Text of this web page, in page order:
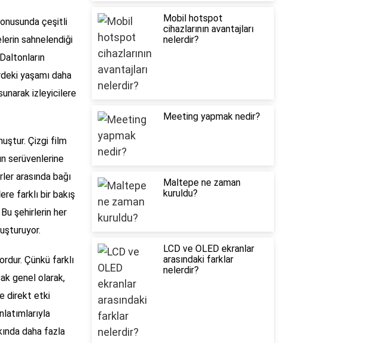
çeşitli
sahnelendiği
yaşamı daha
izleyicilere
Çizgi film
serüvenlerine
arasında bağı
farklı bir bakış
şehirlerin her
Çünkü farklı
genel olarak,
direkt etki
daha fazla
Mobil hotspot
cihazlarının avantajları
nelerdir?
Meeting yapmak nedir?
Maltepe ne zaman
kuruldu?
LCD ve OLED ekranlar
arasındaki farklar
nelerdir?